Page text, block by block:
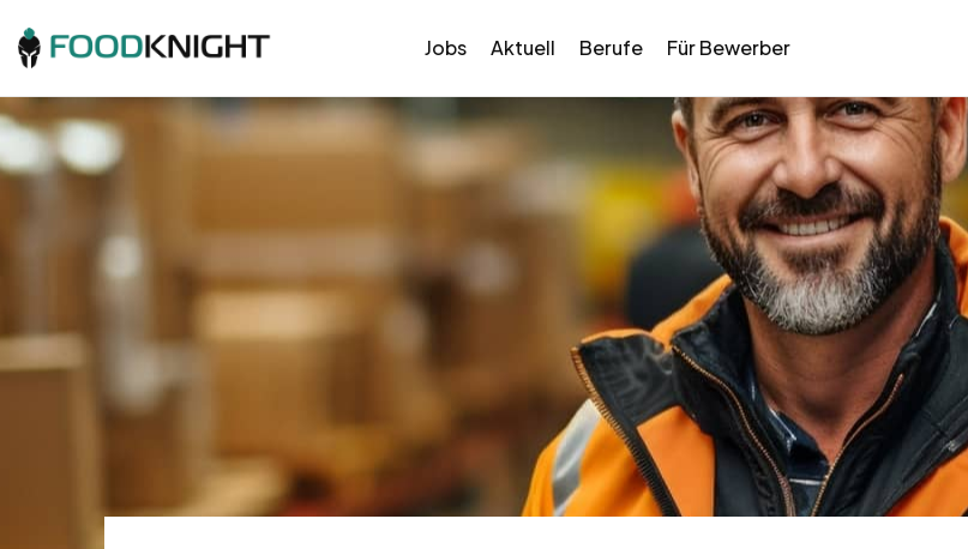
Jobs Aktuell Berufe Für Bewerber